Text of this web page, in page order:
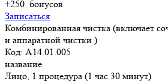
+250 бонусов
Записаться
Комбинированная чистка (включает
и аппаратной чистки )
Код: A14.01.005
название
Лицо, 1 процедура (1 час 30 минут)